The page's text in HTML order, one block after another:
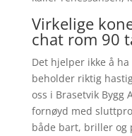
Virkelige
chat rom 90
Det hjelper ikke å
beholder riktig
oss i Brasetvik Bygg
fornøyd med
både bart, briller og